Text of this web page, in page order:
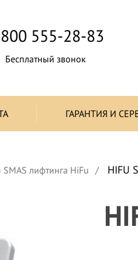
555-28-83
Бесплатный звонок
ГАРАНТИЯ И
лифтинга HiFu HIFU